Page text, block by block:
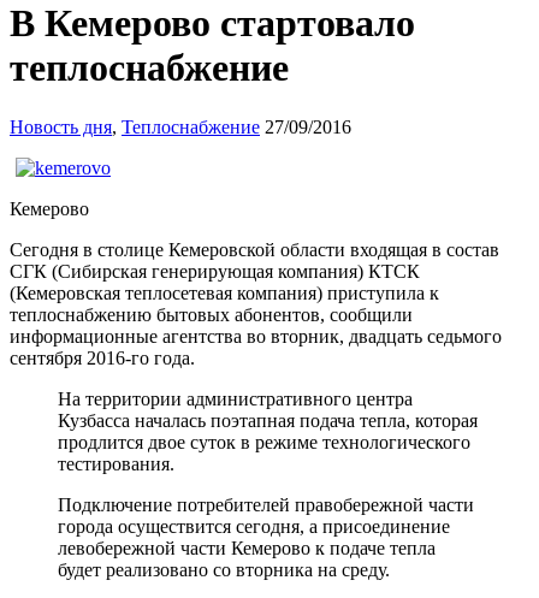
В Кемерово стартовало
теплоснабжение
Новость дня, Теплоснабжение 27/09/2016
Кемерово
Сегодня в столице Кемеровской области входящая в состав
СГК (Сибирская генерирующая компания) КТСК
(Кемеровская теплосетевая компания) приступила к
теплоснабжению бытовых абонентов, сообщили
информационные агентства во вторник, двадцать седьмого
сентября 2016-го года.
На территории административного центра
Кузбасса началась поэтапная подача тепла, которая
продлится двое суток в режиме технологического
тестирования.
Подключение потребителей правобережной части
города осуществится сегодня, а присоединение
левобережной части Кемерово к подаче тепла
будет реализовано со вторника на среду.